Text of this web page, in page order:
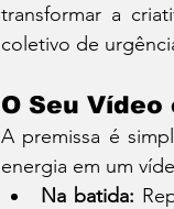
transformar a
coletivo de
O Seu Vídeo
A premissa é
energia em um
Na batida: